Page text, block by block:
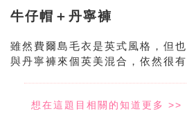
牛仔帽＋丹寧褲
雖然費爾島毛衣是英式風格，但
與丹寧褲來個英美混合，依然很